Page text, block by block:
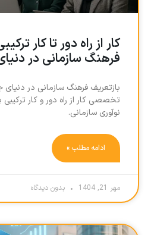
کار از راه دور تا کار
فرهنگ سازمانی در
بازتعریف فرهنگ سازمانی در دنیای
تخصصی کار از راه دور و کار ترکیبی
نوآوری سازمانی.
ادامه مطلب »
مهر 21, 1404 بدون دیدگاه